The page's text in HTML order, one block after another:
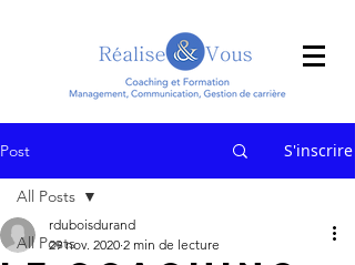
Post S'inscrire
All Posts
All Posts
rduboisdurand
29 nov. 2020 2 min de lecture